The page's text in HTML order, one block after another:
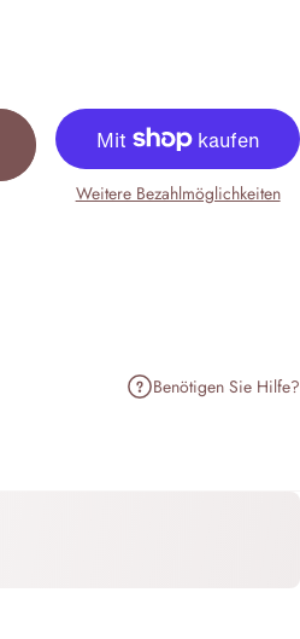
Weitere Bezahlmöglichkeiten
Benötigen Sie Hilfe?